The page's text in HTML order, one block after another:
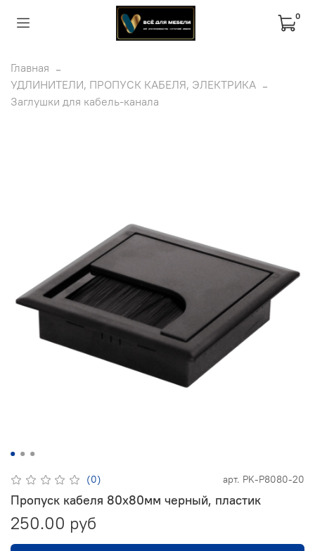
0
Главная
УДЛИНИТЕЛИ, ПРОПУСК КАБЕЛЯ, ЭЛЕКТРИКА
Заглушки для кабель-канала
(0) арт. PK-P8080-20
Пропуск кабеля 80х80мм черный, пластик
250.00 руб